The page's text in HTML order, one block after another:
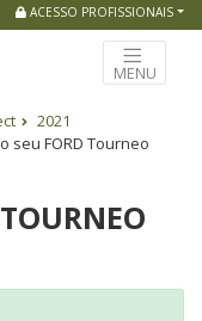
ACESSO PROFISSIONAIS
MENU
2021
seu FORD Tourneo